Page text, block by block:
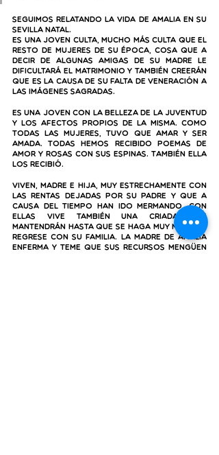
Seguimos relatando la vida de Amalia en su
Sevilla natal.
Es una joven culta, mucho más culta que el
resto de mujeres de su época, cosa que a
decir de algunas amigas de su madre le
dificultará el matrimonio y también creerán
que es la causa de su falta de veneración a
las imágenes sagradas.
Es una joven con la belleza de la juventud
y los afectos propios de la misma. Como
todas las mujeres, tuvo que amar y ser
amada. Todas hemos recibido poemas de
amor y rosas con sus espinas. También ella
los recibió.
Viven, madre e hija, muy estrechamente con
las rentas dejadas por su padre y que a
causa del tiempo han ido mermando. Con
ellas vive también una criada que
mantendrán hasta que se haga muy mayor y
regrese con su familia. La madre de Amalia
enferma y teme que sus recursos mengüen